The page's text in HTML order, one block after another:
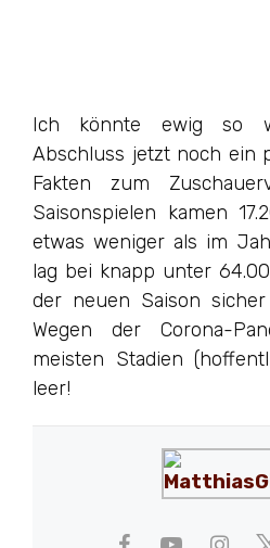
Ich könnte ewig so
Abschluss jetzt noch ein
Fakten zum
Saisonspielen kamen
etwas weniger als im
lag bei knapp unter
der neuen Saison
Wegen der Corona-
meisten Stadien
leer!